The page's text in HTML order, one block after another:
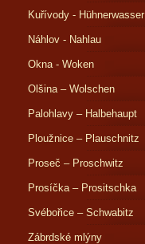
Kuřívody - Hühnerwasser
Náhlov - Nahlau
Okna - Woken
Olšina – Wolschen
Palohlavy – Halbehaupt
Ploužnice – Plauschnitz
Proseč – Proschwitz
Prosíčka – Prositschka
Svébořice – Schwabitz
Zábrdské mlýny